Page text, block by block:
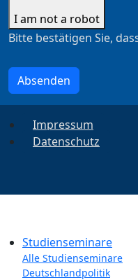
I am not a robot
Bitte bestätigen Sie,
Absenden
Impressum
Datenschutz
Studienseminare
Alle Studienseminare
Deutschlandpolitik